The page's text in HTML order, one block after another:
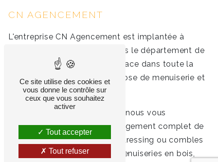
CN AGENCEMENT
L'entreprise CN Agencement est implantée à
Irodouër, près de Rennes, dans le département de
l'Ille-et-Vilaine (35) et se déplace dans toute la
région Bretagne pour toute pose de menuiserie et
agencement de cuisines.
Forts de 30 ans d'expérience, nous vous
proposons en effet un aménagement complet de
votre cuisine, salle de bains, dressing ou combles
avec une pose de diverses menuiseries en bois,
Ce site utilise des cookies et
vous donne le contrôle sur
ceux que vous souhaitez
activer
Tout accepter
Tout refuser